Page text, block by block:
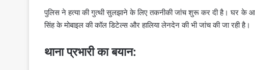
पुलिस ने हत्या की गुत्थी सुलझाने के लिए तकनीकी जांच शुरू कर दी है। घर के
सिंह के मोबाइल की कॉल डिटेल्स और हालिया लेनदेन की भी जांच की जा रही है।
थाना प्रभारी का बयान: